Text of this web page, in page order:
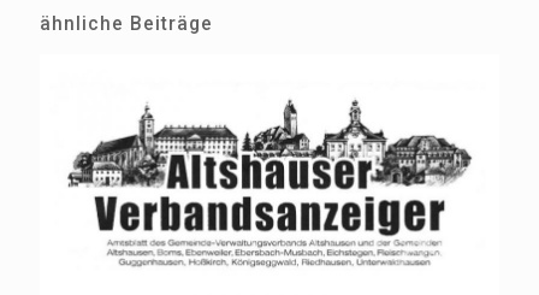
ähnliche Beiträge